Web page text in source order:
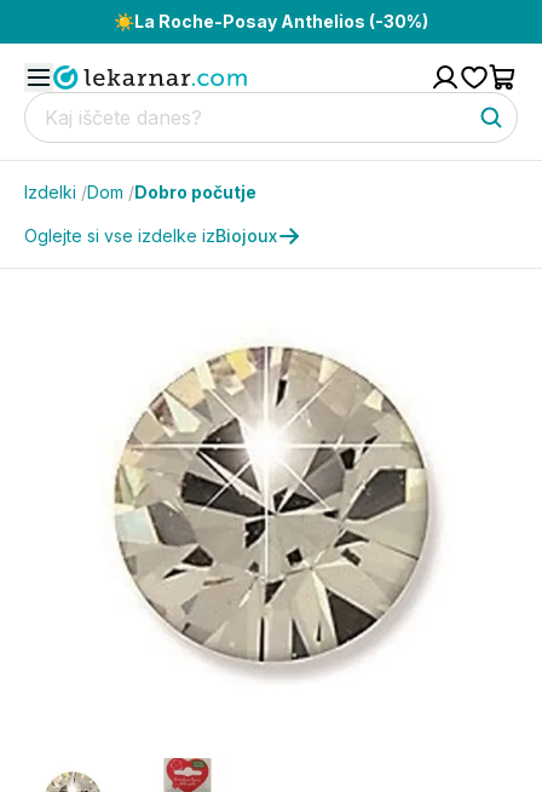
☀️La Roche-Posay Anthelios (-30%)
Izdelki /Dom /Dobro počutje
Oglejte si vse izdelke izBiojoux